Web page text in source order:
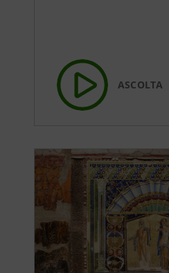
ASCOLTA